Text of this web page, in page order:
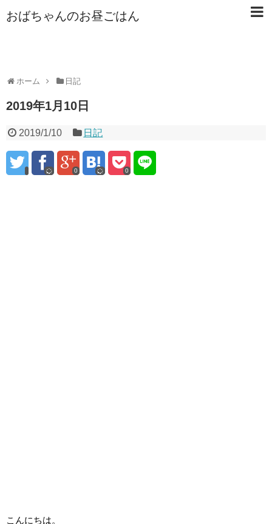
おばちゃんのお昼ごはん
ホーム 日記
2019年1月10日
2019/1/10 日記
0 0
こんにちは。